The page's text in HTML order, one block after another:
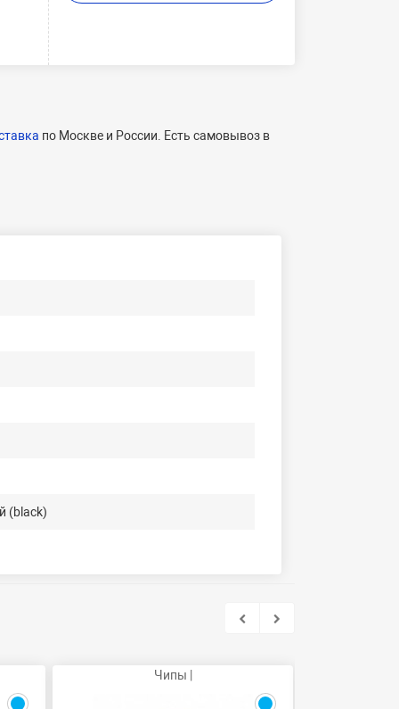
по Москве и России. Есть самовывоз в
(black)
Чипы |